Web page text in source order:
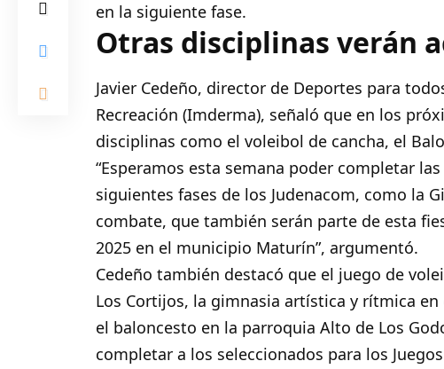
en la siguiente fase.
Otras disciplinas verán
Javier Cedeño, director de Deportes para
Recreación (Imderma), señaló que en los
disciplinas como el voleibol de cancha, el
“Esperamos esta semana poder completar
siguientes fases de los Judenacom, como la
combate, que también serán parte de esta
2025 en el municipio Maturín”, argumentó.
Cedeño también destacó que el juego de
Los Cortijos, la gimnasia artística y rítmica
el baloncesto en la parroquia Alto de Los
completar a los seleccionados para los